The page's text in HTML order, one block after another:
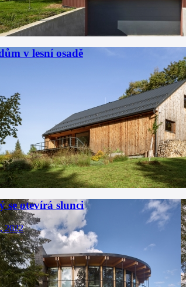
v lesní osadě
se otevírá slunci
2022